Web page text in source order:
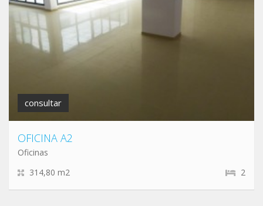
consultar
OFICINA A2
Oficinas
314,80 m2
2